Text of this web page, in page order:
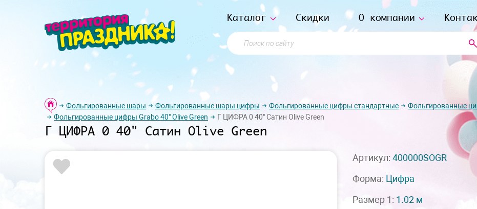
Каталог Скидки О компании
Поиск по сайту
Фольгированные шары Фольгированные шары цифры Фольгированные цифры стандартные
Фольгированные
Фольгированные цифры Grabo 40" Olive Green
Г ЦИФРА 0 40" Сатин Olive Green
Г ЦИФРА 0 40" Сатин Olive Green
Артикул: 400000SOGR
Форма: Цифра
Размер 1: 1.02 м